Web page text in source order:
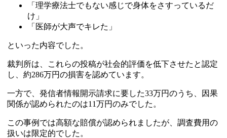
「理学療法士でもない感じで身体をさすっているだ
け」
「医師が大声でキレた」
といった内容でした。
裁判所は、これらの投稿が社会的評価を低下させたと認定
し、約286万円の損害を認めています。
一方で、発信者情報開示請求に要した33万円のうち、因果
関係が認められたのは11万円のみでした。
この事例では高額な賠償が認められましたが、調査費用の
扱いは限定的でした。